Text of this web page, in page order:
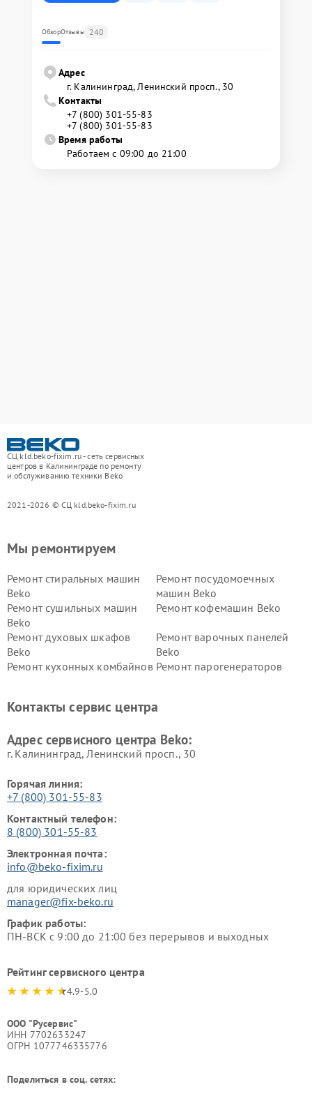
ОбзорОтзывы 240
Адрес
г. Калининград, Ленинский просп., 30
Контакты
+7 (800) 301-55-83
+7 (800) 301-55-83
Время работы
Работаем с 09:00 до 21:00
СЦ kld.beko-fixim.ru - сеть сервисных
центров в Калининграде по ремонту
и обслуживанию техники Beko
2021-2026 © СЦ kld.beko-fixim.ru
Мы ремонтируем
Ремонт стиральных машин
Beko
Ремонт посудомоечных
машин Beko
Ремонт сушильных машин
Beko
Ремонт кофемашин Beko
Ремонт духовых шкафов
Beko
Ремонт варочных панелей
Beko
Ремонт кухонных комбайнов Ремонт парогенераторов
Ремонт холодильников Beko Ремонт морозильных камер
Контакты сервис центра
Адрес сервисного центра Beko:
г. Калининград, Ленинский просп., 30
Горячая линия:
+7 (800) 301-55-83
Контактный телефон:
8 (800) 301-55-83
Электронная почта:
info@beko-fixim.ru
для юридических лиц
manager@fix-beko.ru
График работы:
ПН-ВСК с 9:00 до 21:00 без перерывов и выходных
Рейтинг сервисного центра
4.9-5.0
ООО "Русервис"
ИНН 7702633247
ОГРН 1077746335776
Поделиться в соц. сетях: